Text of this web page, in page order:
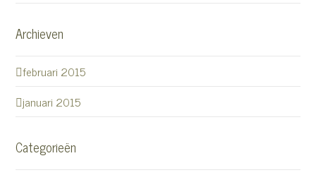
Archieven
februari 2015
januari 2015
Categorieën